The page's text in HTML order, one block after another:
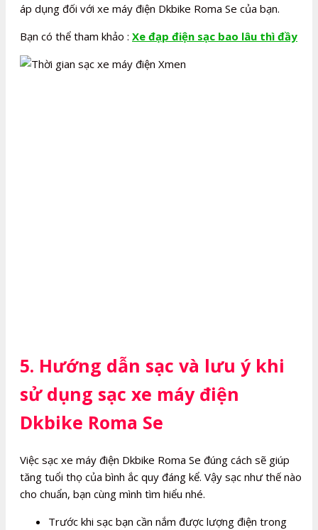
áp dụng đối với xe máy điện Dkbike Roma Se của bạn.
Bạn có thể tham khảo : Xe đạp điện sạc bao lâu thì đầy
5. Hướng dẫn sạc và lưu ý khi
sử dụng sạc xe máy điện
Dkbike Roma Se
Việc sạc xe máy điện Dkbike Roma Se đúng cách sẽ giúp
tăng tuổi thọ của bình ắc quy đáng kể. Vậy sạc như thế nào
cho chuẩn, bạn cùng mình tìm hiểu nhé.
Trước khi sạc bạn cần nắm được lượng điện trong